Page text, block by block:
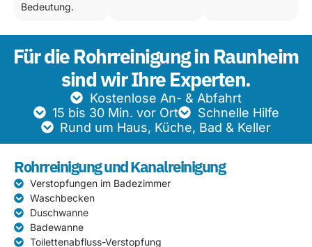
Bedeutung.
Für die Rohrreinigung in Raunheim
sind wir Ihre Experten.
Kostenlose An- & Abfahrt
15 bis 30 Min. vor Ort
Schnelle Hilfe
Rund um Haus, Küche, Bad & Keller
Rohrreinigung und Kanalreinigung
Verstopfungen im Badezimmer
Waschbecken
Duschwanne
Badewanne
Toilettenabfluss-Verstopfung